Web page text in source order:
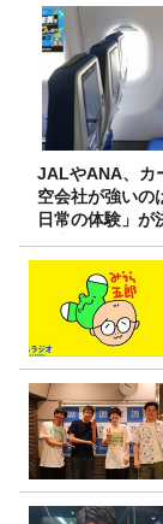
JALやANA、カ
空会社が強いの
日常の体験」が
理由